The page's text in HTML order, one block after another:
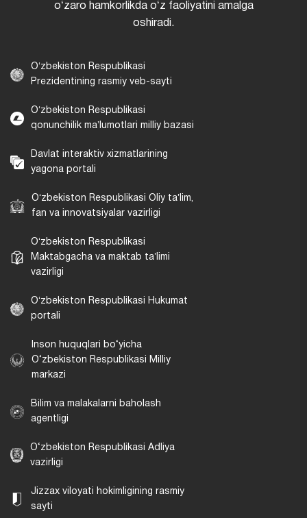
oʻzaro hamkorlikda oʻz faoliyatini amalga
oshiradi.
Oʻzbekiston Respublikasi
Prezidentining rasmiy veb-sayti
Oʻzbekiston Respublikasi
qonunchilik maʼlumotlari milliy bazasi
Davlat interaktiv xizmatlarining
yagona portali
Oʻzbekiston Respublikasi Oliy taʼlim,
fan va innovatsiyalar vazirligi
Oʻzbekiston Respublikasi
Maktabgacha va maktab taʼlimi
vazirligi
Oʻzbekiston Respublikasi Hukumat
portali
Inson huquqlari bo‘yicha
O‘zbekiston Respublikasi Milliy
markazi
Bilim va malakalarni baholash
agentligi
O‘zbekiston Respublikasi Adliya
vazirligi
Jizzax viloyati hokimligining rasmiy
sayti